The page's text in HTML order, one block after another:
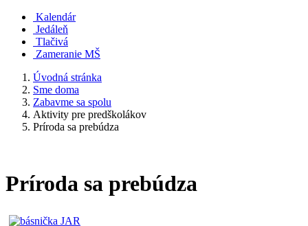
Kalendár
Jedáleň
Tlačivá
Zameranie MŠ
Úvodná stránka
Sme doma
Zabavme sa spolu
Aktivity pre predškolákov
Príroda sa prebúdza
Príroda sa prebúdza